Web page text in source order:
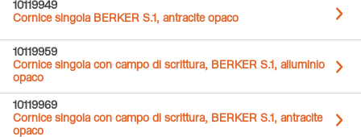
10119949
Cornice singola BERKER S.1, antracite opaco
10119959
Cornice singola con campo di scrittura, BERKER S.1, alluminio
opaco
10119969
Cornice singola con campo di scrittura, BERKER S.1, antracite
opaco